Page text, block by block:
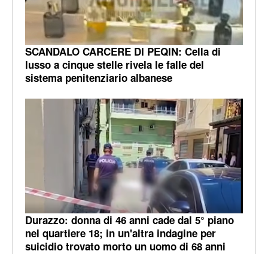
SCANDALO CARCERE DI PEQIN: Cella di
lusso a cinque stelle rivela le falle del
sistema penitenziario albanese
Durazzo: donna di 46 anni cade dal 5° piano
nel quartiere 18; in un'altra indagine per
suicidio trovato morto un uomo di 68 anni